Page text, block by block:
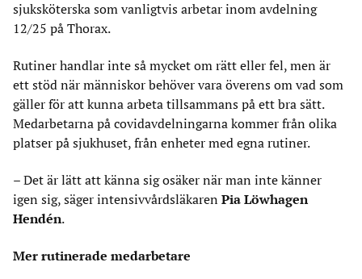
sjuksköterska som vanligtvis arbetar inom avdelning
12/25 på Thorax.
Rutiner handlar inte så mycket om rätt eller fel, men är
ett stöd när människor behöver vara överens om vad som
gäller för att kunna arbeta tillsammans på ett bra sätt.
Medarbetarna på covidavdelningarna kommer från olika
platser på sjukhuset, från enheter med egna rutiner.
– Det är lätt att känna sig osäker när man inte känner
igen sig, säger intensivvårdsläkaren Pia Löwhagen
Hendén.
Mer rutinerade medarbetare